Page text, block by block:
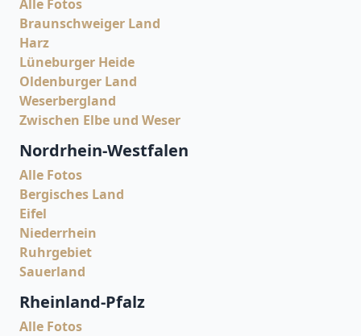
Alle Fotos
Braunschweiger Land
Harz
Lüneburger Heide
Oldenburger Land
Weserbergland
Zwischen Elbe und Weser
Nordrhein-Westfalen
Alle Fotos
Bergisches Land
Eifel
Niederrhein
Ruhrgebiet
Sauerland
Rheinland-Pfalz
Alle Fotos